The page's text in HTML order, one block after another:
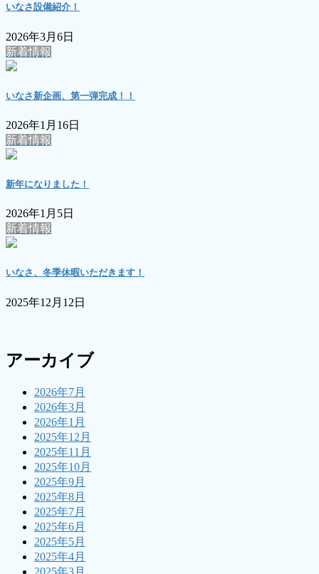
いなさ設備紹介！
2026年3月6日
新着情報
いなさ新企画、第一弾完成！！
2026年1月16日
新着情報
新年になりました！
2026年1月5日
新着情報
いなさ、冬季休暇いただきます！
2025年12月12日
アーカイブ
2026年7月
2026年3月
2026年1月
2025年12月
2025年11月
2025年10月
2025年9月
2025年8月
2025年7月
2025年6月
2025年5月
2025年4月